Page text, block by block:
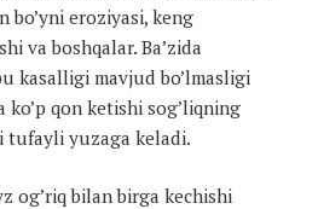
bo’yni eroziyasi, keng
va boshqalar. Ba’zida
kasalligi mavjud bo’lmasligi
ko’p qon ketishi sog’liqning
tufayli yuzaga keladi.
og’riq bilan birga kechishi